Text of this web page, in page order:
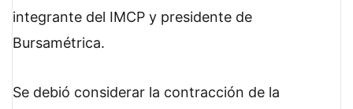
integrante del IMCP y presidente de
Bursamétrica.
Se debió considerar la contracción de la